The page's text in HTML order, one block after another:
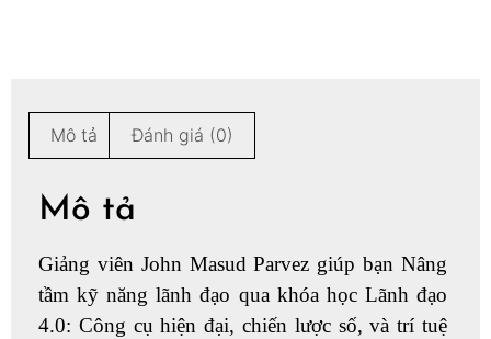
Mô tả Đánh giá (0)
Mô tả
Giảng viên John Masud Parvez giúp bạn Nâng
tầm kỹ năng lãnh đạo qua khóa học Lãnh đạo
4.0: Công cụ hiện đại, chiến lược số, và trí tuệ